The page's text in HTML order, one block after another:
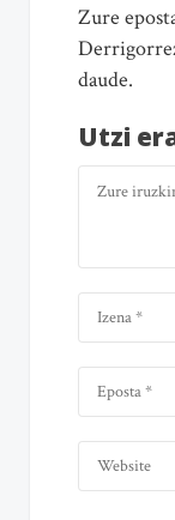
Zure
daude.
Utzi